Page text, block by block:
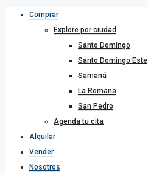
Comprar
Explore por ciudad
Santo Domingo
Santo Domingo Este
Samaná
La Romana
San Pedro
Agenda tu cita
Alquilar
Vender
Nosotros